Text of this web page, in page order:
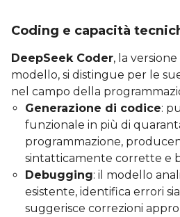
Coding e capacità
DeepSeek Coder, la
modello, si distingue per le
nel campo della
Generazione di codice:
funzionale in più di
programmazione,
sintatticamente corrette e
Debugging: il modello
esistente, identifica errori
suggerisce correzioni